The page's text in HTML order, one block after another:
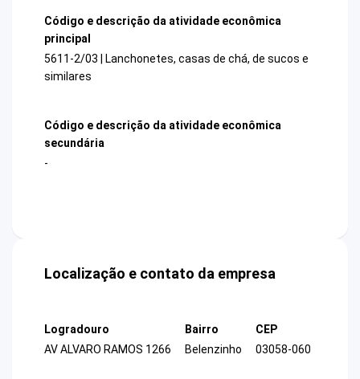
Código e descrição da atividade econômica
principal
5611-2/03 | Lanchonetes, casas de chá, de sucos e
similares
Código e descrição da atividade econômica
secundária
-
Localização e contato da empresa
Logradouro
AV ALVARO RAMOS 1266
Bairro
Belenzinho
CEP
03058-060